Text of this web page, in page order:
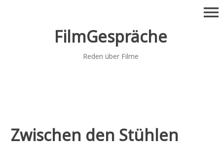
FilmGespräche
Reden über Filme
menu
Zwischen den Stühlen